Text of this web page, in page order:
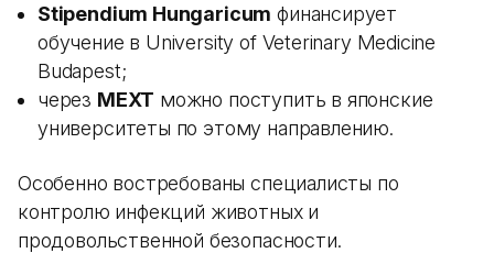
Stipendium Hungaricum финансирует
обучение в University of Veterinary Medicine
Budapest;
через MEXT можно поступить в японские
университеты по этому направлению.
Особенно востребованы специалисты по
контролю инфекций животных и
продовольственной безопасности.